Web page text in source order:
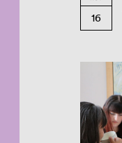
16